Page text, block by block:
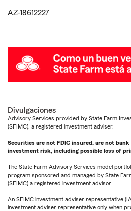
AZ-18612227
Divulgaciones
Advisory Services provided by State Farm
(SFIMC), a registered investment adviser.
Securities are not FDIC insured, are not
investment risk, including possible loss of
The State Farm Advisory Services model
program sponsored and managed by State
(SFIMC) a registered investment advisor.
An SFIMC investment adviser representative
investment adviser representative only when